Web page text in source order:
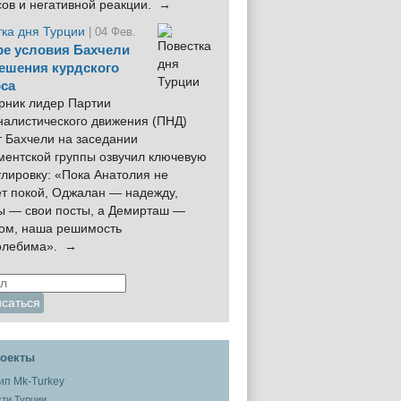
и негативной реакции. →
дня Турции
| 04 Фев.
условия Бахчели
курдского
лидер Партии
движения (ПНД)
Бахчели на заседании
группы озвучил ключевую
«Пока Анатолия не
покой, Оджалан — надежду,
— свои посты, а Демирташ —
наша решимость
→